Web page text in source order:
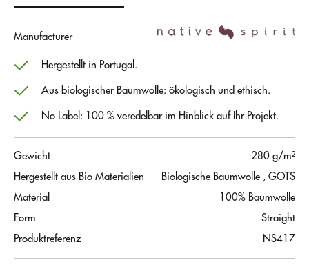
Manufacturer
Hergestellt in Portugal.
Aus biologischer Baumwolle: ökologisch und ethisch.
No Label: 100 % veredelbar im Hinblick auf Ihr Projekt.
Gewicht
280 g/m²
Hergestellt aus Bio Materialien
Biologische Baumwolle , GOTS
Material
100% Baumwolle
Form
Straight
Produktreferenz
NS417